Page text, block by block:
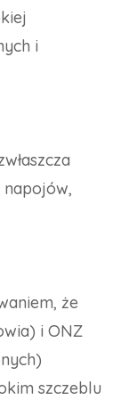
i
napojów,
że
i ONZ
szczeblu